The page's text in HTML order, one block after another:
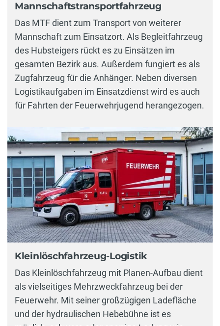
Mannschaftstransportfahrzeug
Das MTF dient zum Transport von weiterer
Mannschaft zum Einsatzort. Als Begleitfahrzeug
des Hubsteigers rückt es zu Einsätzen im
gesamten Bezirk aus. Außerdem fungiert es als
Zugfahrzeug für die Anhänger. Neben diversen
Logistikaufgaben im Einsatzdienst wird es auch
für Fahrten der Feuerwehrjugend herangezogen.
Kleinlöschfahrzeug-Logistik
Das Kleinlöschfahrzeug mit Planen-Aufbau dient
als vielseitiges Mehrzweckfahrzeug bei der
Feuerwehr. Mit seiner großzügigen Ladefläche
und der hydraulischen Hebebühne ist es